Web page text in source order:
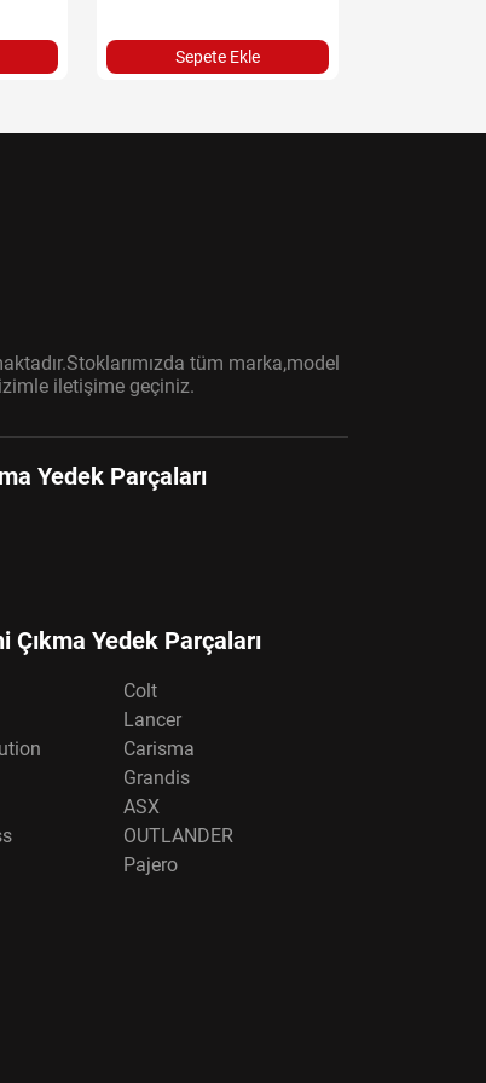
Sepete Ekle
tüm marka,model
iletişime geçiniz.
Yedek Parçaları
Çıkma Yedek Parçaları
Colt
Lancer
Carisma
Grandis
ASX
OUTLANDER
Pajero